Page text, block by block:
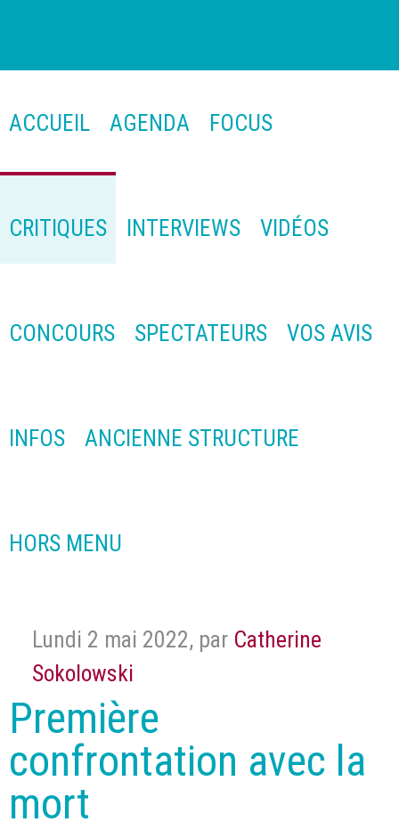
ACCUEIL AGENDA FOCUS
CRITIQUES INTERVIEWS VIDÉOS
CONCOURS SPECTATEURS VOS AVIS
INFOS ANCIENNE STRUCTURE
HORS MENU
Lundi 2 mai 2022, par Catherine
Sokolowski
Première
confrontation avec la
mort